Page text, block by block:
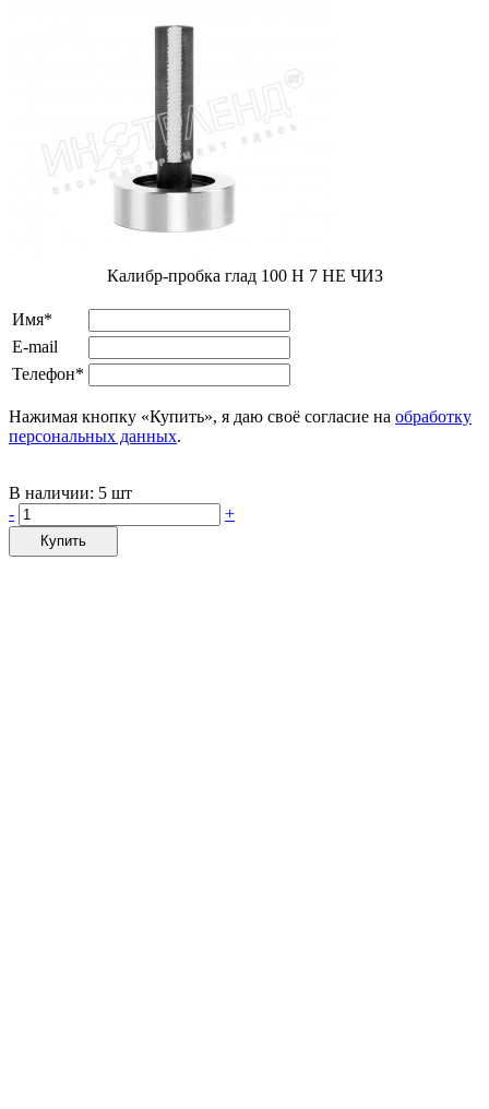
Калибр-пробка глад 100 H 7 НЕ ЧИЗ
Имя*
E-mail
Телефон*
Нажимая кнопку «Купить», я даю своё согласие на обработку
персональных данных.
В наличии: 5 шт
-
+
Купить